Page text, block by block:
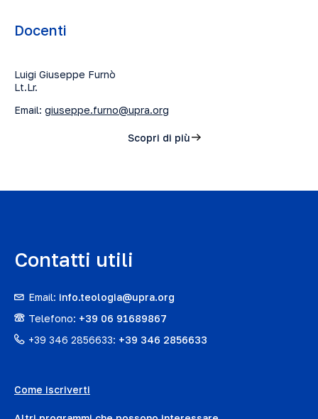
Docenti
Luigi Giuseppe Furnò
Lt.Lr.
Email: giuseppe.furno@upra.org
Scopri di più
Contatti utili
Email: info.teologia@upra.org
Telefono: +39 06 91689867
+39 346 2856633: +39 346 2856633
Come iscriverti